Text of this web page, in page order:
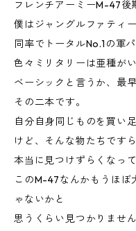
フレンチアーミーM-47後
僕はジャングルファティ
同率でトータルNo.1の軍パ
色々ミリタリーは亜種が
ベーシックと言うか、最
その二本です。
自分自身同じものを買い
けど、そんな物たちです
本当に見つけずらくなっ
このM-47なんかもうほぼ
ゃないかと
思うくらい見つかりません